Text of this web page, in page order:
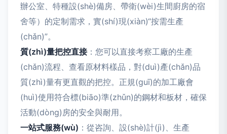
辦公室、特種設(shè)備房、帶衛(wèi)生間廚房的宿
舍等）的定制需求，實(shí)現(xiàn)“按需生產
(chǎn)”。
質(zhì)量把控直接：您可以直接考察工廠的生產
(chǎn)流程、查看原材料樣品，對(duì)產(chǎn)品
質(zhì)量有更直觀的把控。正規(guī)的加工廠會
(huì)使用符合標(biāo)準(zhǔn)的鋼材和板材，確保
活動(dòng)房的安全與耐用。
一站式服務(wù) ：從咨詢、設(shè)計(jì)、生產